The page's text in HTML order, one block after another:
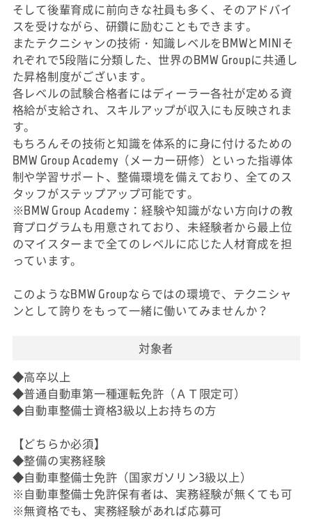
そして後輩育成に前向きな社員も多く、そのアドバイ
スを受けながら、研鑽に励むこともできます。
またテクニシャンの技術・知識レベルをBMWとMINIそ
れぞれで5段階に分類した、世界のBMW Groupに共通し
た昇格制度がございます。
各レベルの試験合格者にはディーラー各社が定める資
格給が支給され、スキルアップが収入にも反映されま
す。
もちろんその技術と知識を体系的に身に付けるための
BMW Group Academy（メーカー研修）といった指導体
制や学習サポート、整備環境を備えており、全てのス
タッフがステップアップ可能です。
※BMW Group Academy：経験や知識がない方向けの教
育プログラムも用意されており、未経験者から最上位
のマイスターまで全てのレベルに応じた人材育成を担
っています。
このようなBMW Groupならではの環境で、テクニシャ
ンとして誇りをもって一緒に働いてみませんか？
対象者
◆高卒以上
◆普通自動車第一種運転免許（ＡＴ限定可）
◆自動車整備士資格3級以上お持ちの方
【どちらか必須】
◆整備の実務経験
◆自動車整備士免許（国家ガソリン3級以上）
※自動車整備士免許保有者は、実務経験が無くても可
※無資格でも、実務経験があれば応募可